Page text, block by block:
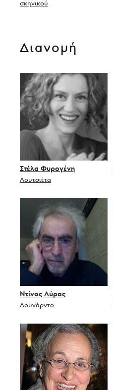
σκηνικού
Διανομή
Στέλα Φυρογένη
Λουτσιέτα
Ντίνος Λύρας
Λουνάρντο